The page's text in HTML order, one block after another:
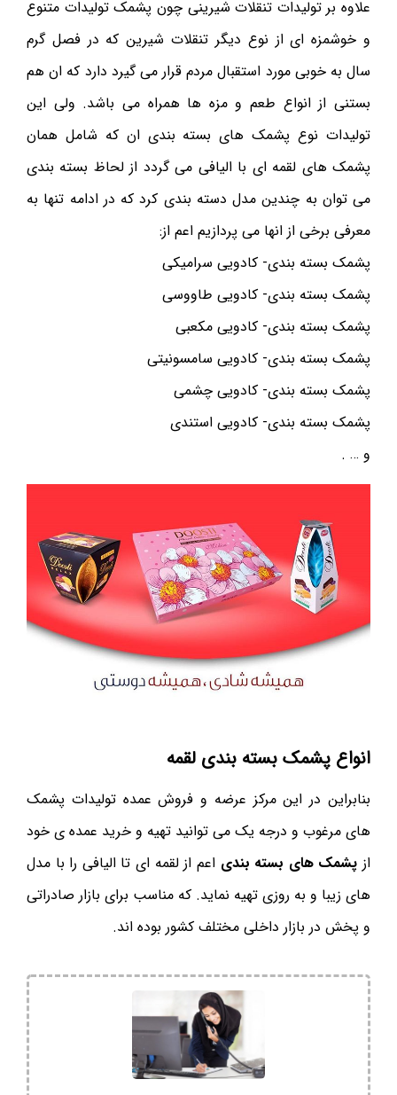
علاوه بر تولیدات تنقلات شیرینی چون پشمک تولیدات متنوع
و خوشمزه ای از نوع دیگر تنقلات شیرین که در فصل گرم
سال به خوبی مورد استقبال مردم قرار می گیرد دارد که ان هم
بستنی از انواع طعم و مزه ها همراه می باشد. ولی این
تولیدات نوع پشمک های بسته بندی ان که شامل همان
پشمک های لقمه ای با الیافی می گردد از لحاظ بسته بندی
می توان به چندین مدل دسته بندی کرد که در ادامه تنها به
معرفی برخی از انها می پردازیم اعم از:
پشمک بسته بندی- کادویی سرامیکی
پشمک بسته بندی- کادویی طاووسی
پشمک بسته بندی- کادویی مکعبی
پشمک بسته بندی- کادویی سامسونیتی
پشمک بسته بندی- کادویی چشمی
پشمک بسته بندی- کادویی استندی
و … .
انواع پشمک بسته بندی لقمه
بنابراین در این مرکز عرضه و فروش عمده تولیدات پشمک
های مرغوب و درجه یک می توانید تهیه و خرید عمده ی خود
از پشمک های بسته بندی اعم از لقمه ای تا الیافی را با مدل
های زیبا و به روزی تهیه نماید. که مناسب برای بازار صادراتی
و پخش در بازار داخلی مختلف کشور بوده اند.